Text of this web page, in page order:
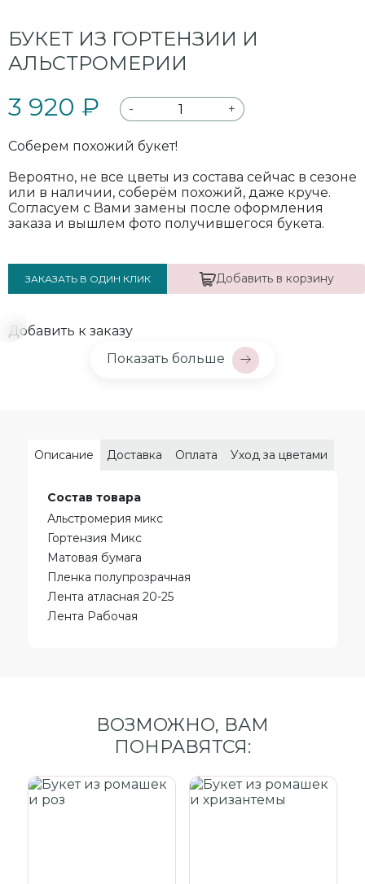
БУКЕТ ИЗ ГОРТЕНЗИИ И
АЛЬСТРОМЕРИИ
3 920 ₽ - +
Соберем похожий букет!
Вероятно, не все цветы из состава сейчас в сезоне
или в наличии, соберём похожий, даже круче.
Согласуем с Вами замены после оформления
заказа и вышлем фото получившегося букета.
ЗАКАЗАТЬ В ОДИН КЛИК Добавить в корзину
Добавить к заказу
Показать больше
Описание Доставка Оплата Уход за цветами
Состав товара
Альстромерия микс
Гортензия Микс
Матовая бумага
Пленка полупрозрачная
Лента атласная 20-25
Лента Рабочая
ВОЗМОЖНО, ВАМ
ПОНРАВЯТСЯ: